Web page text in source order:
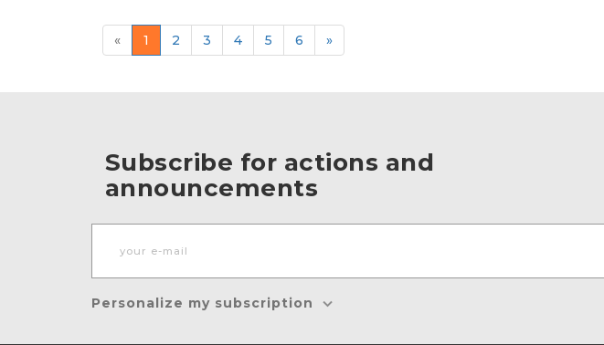
« 1 2 3 4 5 6 »
Subscribe for actions and
announcements
Personalize my subscription